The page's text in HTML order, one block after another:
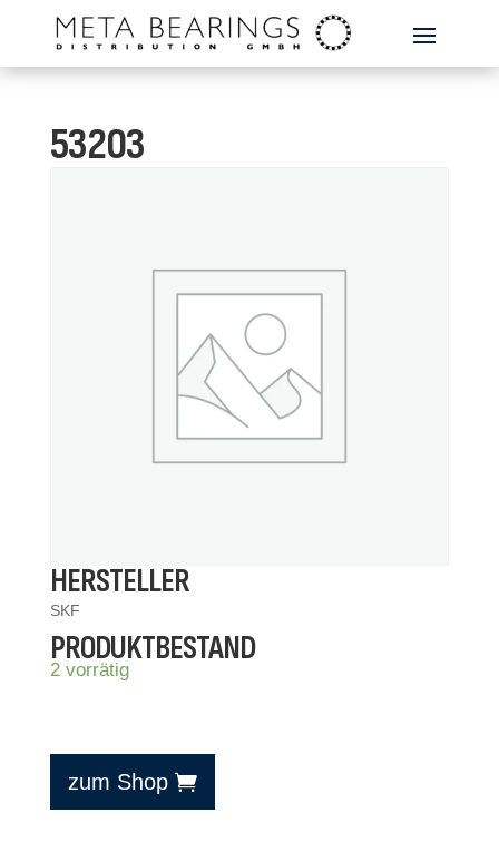
53203
HERSTELLER
SKF
PRODUKTBESTAND
2 vorrätig
zum Shop